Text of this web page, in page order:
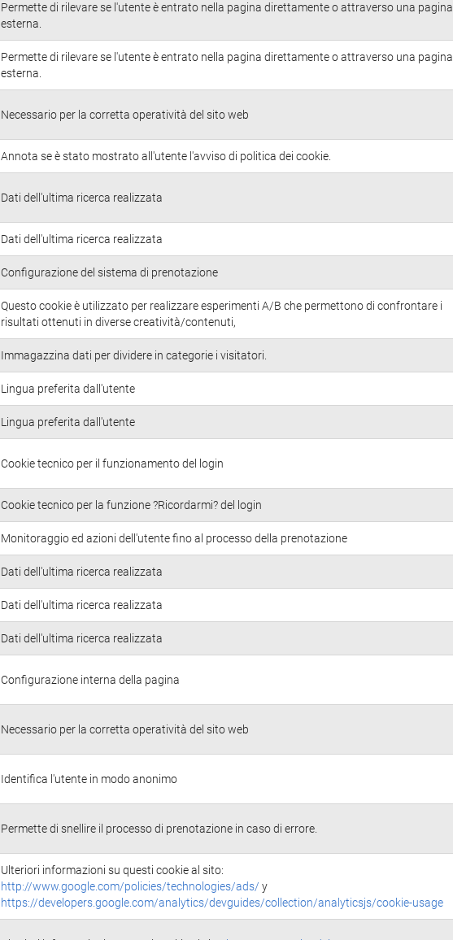
Permette di rilevare se l'utente è entrato nella pagina direttamente o attraverso una pagina
esterna.
Permette di rilevare se l'utente è entrato nella pagina direttamente o attraverso una pagina
esterna.
Necessario per la corretta operatività del sito web
Annota se è stato mostrato all'utente l'avviso di politica dei cookie.
Dati dell'ultima ricerca realizzata
Dati dell'ultima ricerca realizzata
Configurazione del sistema di prenotazione
Questo cookie è utilizzato per realizzare esperimenti A/B che permettono di confrontare i
risultati ottenuti in diverse creatività/contenuti,
Immagazzina dati per dividere in categorie i visitatori.
Lingua preferita dall'utente
Lingua preferita dall'utente
Cookie tecnico per il funzionamento del login
Cookie tecnico per la funzione ?Ricordarmi? del login
Monitoraggio ed azioni dell'utente fino al processo della prenotazione
Dati dell'ultima ricerca realizzata
Dati dell'ultima ricerca realizzata
Dati dell'ultima ricerca realizzata
Configurazione interna della pagina
Necessario per la corretta operatività del sito web
Identifica l'utente in modo anonimo
Permette di snellire il processo di prenotazione in caso di errore.
Ulteriori informazioni su questi cookie al sito:
http://www.google.com/policies/technologies/ads/ y
https://developers.google.com/analytics/devguides/collection/analyticsjs/cookie-usage